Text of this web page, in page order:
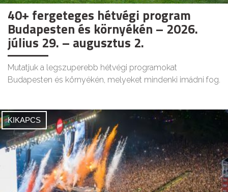
40+ fergeteges hétvégi program
Budapesten és környékén – 2026.
július 29. – augusztus 2.
Mutatjuk a legszuperebb hétvégi programokat
Budapesten és környékén, melyeket mindenki imádni fog.
KIKAPCS